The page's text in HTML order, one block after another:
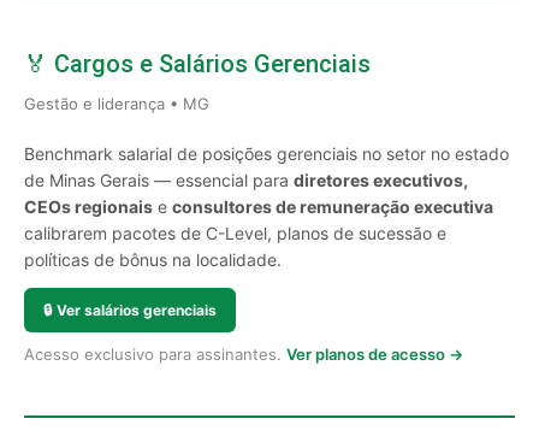
🏅 Cargos e Salários Gerenciais
Gestão e liderança • MG
Benchmark salarial de posições gerenciais no setor no estado
de Minas Gerais — essencial para diretores executivos,
CEOs regionais e consultores de remuneração executiva
calibrarem pacotes de C-Level, planos de sucessão e
políticas de bônus na localidade.
🔒 Ver salários gerenciais
Acesso exclusivo para assinantes. Ver planos de acesso →